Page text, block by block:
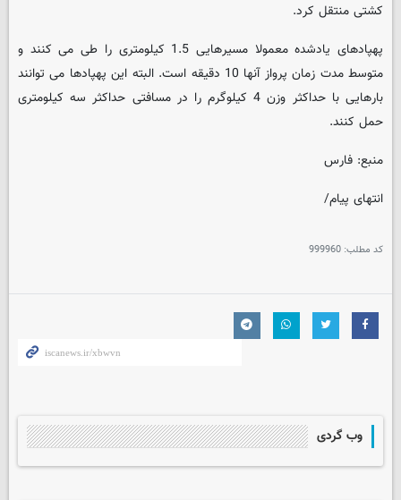
کشتی منتقل کرد.
پهپادهای یادشده معمولا مسیرهایی 1.5 کیلومتری را طی می کنند و
متوسط مدت زمان پرواز آنها 10 دقیقه است. البته این پهپادها می توانند
بارهایی با حداکثر وزن 4 کیلوگرم را در مسافتی حداکثر سه کیلومتری
حمل کنند.
منبع: فارس
انتهای پیام/
کد مطلب: 999960
وب گردی